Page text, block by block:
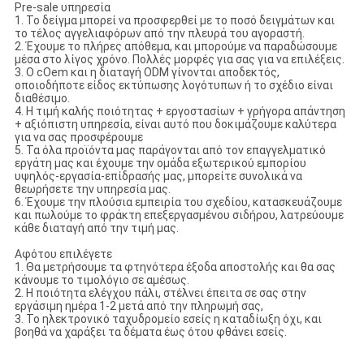
Pre-sale υπηρεσία
1. Το δείγμα μπορεί να προσφερθεί με το ποσό δειγμάτων και
το τέλος αγγελιαφόρων από την πλευρά του αγοραστή.
2. Έχουμε το πλήρες απόθεμα, και μπορούμε να παραδώσουμε
μέσα στο λίγος χρόνο. Πολλές μορφές για σας για να επιλέξεις.
3. Ο cOem και η διαταγή ODM γίνονται αποδεκτός,
οποιοδήποτε είδος εκτύπωσης λογότυπων ή το σχέδιο είναι
διαθέσιμο.
4. Η τιμή καλής ποιότητας + εργοστασίων + γρήγορα απάντηση
+ αξιόπιστη υπηρεσία, είναι αυτό που δοκιμάζουμε καλύτερα
για να σας προσφέρουμε
5. Τα όλα προϊόντα μας παράγονται από τον επαγγελματικό
εργάτη μας και έχουμε την ομάδα εξωτερικού εμπορίου
υψηλός-εργασία-επίδρασής μας, μπορείτε συνολικά να
θεωρήσετε την υπηρεσία μας.
6. Έχουμε την πλούσια εμπειρία του σχεδίου, κατασκευάζουμε
και πωλούμε το φράκτη επεξεργασμένου σιδήρου, λατρεύουμε
κάθε διαταγή από την τιμή μας.
Αφότου επιλέγετε
1. Θα μετρήσουμε τα φτηνότερα έξοδα αποστολής και θα σας
κάνουμε το τιμολόγιο σε αμέσως.
2. Η ποιότητα ελέγχου πάλι, στέλνει έπειτα σε σας στην
εργάσιμη ημέρα 1-2 μετά από την πληρωμή σας,
3. Το ηλεκτρονικό ταχυδρομείο εσείς η καταδίωξη όχι, και
βοηθά να χαράξει τα δέματα έως ότου φθάνει εσείς.